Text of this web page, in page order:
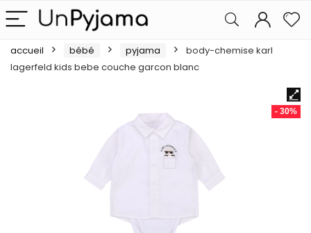
accueil bébé pyjama
body-chemise karl
lagerfeld kids bebe couche garcon blanc
- 30%